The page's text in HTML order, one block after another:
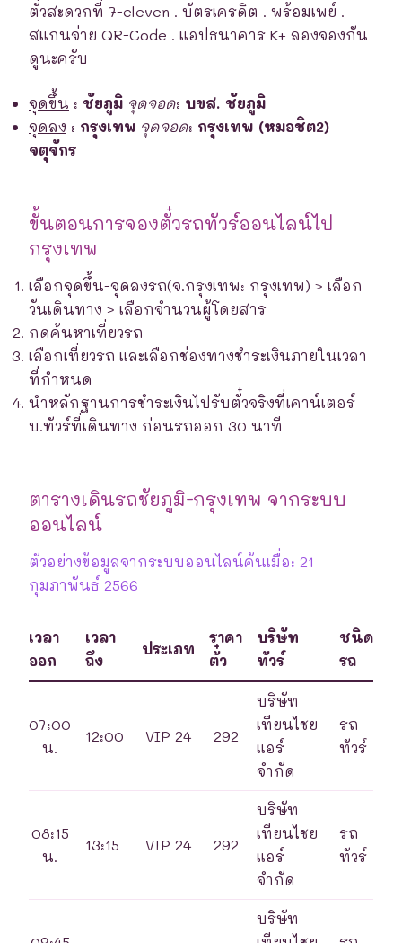
ตั๋วสะดวกที่ 7-eleven . บัตรเครดิต . พร้อมเพย์ .
สแกนจ่าย QR-Code . แอปธนาคาร K+ ลองจองกัน
ดูนะครับ
จุดขึ้น : ชัยภูมิ จุดจอด: บขส. ชัยภูมิ
จุดลง : กรุงเทพ จุดจอด: กรุงเทพ (หมอชิต2)
จตุจักร
ขั้นตอนการจองตั๋วรถทัวร์ออนไลน์ไป
กรุงเทพ
เลือกจุดขึ้น-จุดลงรถ(จ.กรุงเทพ: กรุงเทพ) > เลือก
วันเดินทาง > เลือกจำนวนผู้โดยสาร
กดค้นหาเที่ยวรถ
เลือกเที่ยวรถ และเลือกช่องทางชำระเงินภายในเวลา
ที่กำหนด
นำหลักฐานการชำระเงินไปรับตั๋วจริงที่เคาน์เตอร์
บ.ทัวร์ที่เดินทาง ก่อนรถออก 30 นาที
ตารางเดินรถชัยภูมิ-กรุงเทพ จากระบบ
ออนไลน์
ตัวอย่างข้อมูลจากระบบออนไลน์ค้นเมื่อ: 21
กุมภาพันธ์ 2566
เวลา
ออก
เวลา
ถึง
ประเภท
ราคา
ตั๋ว
บริษัท
ทัวร์
ชนิด
รถ
07:00
น.
12:00 VIP 24 292
บริษัท
เทียนไชย
แอร์
จำกัด
รถ
ทัวร์
08:15
น.
13:15 VIP 24 292
บริษัท
เทียนไชย
แอร์
จำกัด
รถ
ทัวร์
บริษัท